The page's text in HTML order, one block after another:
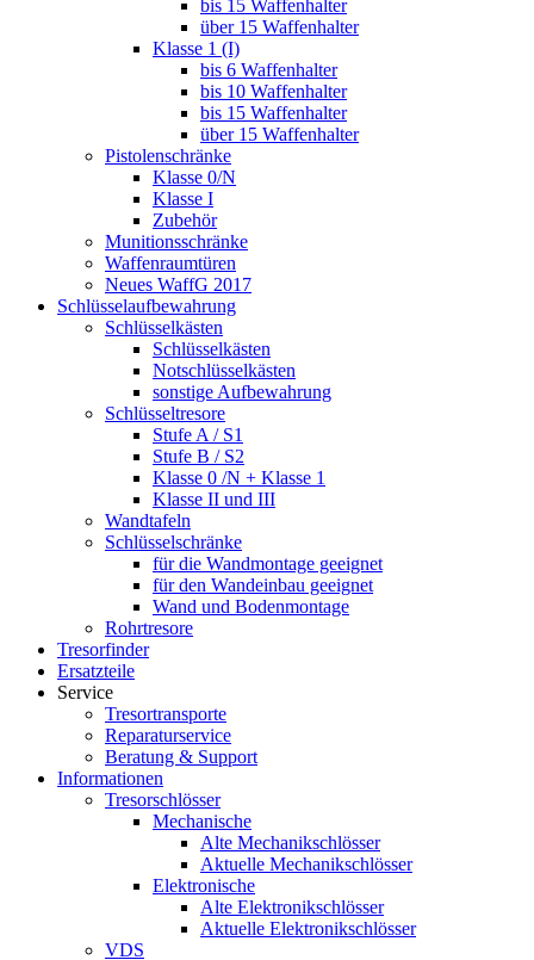
bis 15 Waffenhalter
über 15 Waffenhalter
Klasse 1 (I)
bis 6 Waffenhalter
bis 10 Waffenhalter
bis 15 Waffenhalter
über 15 Waffenhalter
Pistolenschränke
Klasse 0/N
Klasse I
Zubehör
Munitionsschränke
Waffenraumtüren
Neues WaffG 2017
Schlüsselaufbewahrung
Schlüsselkästen
Schlüsselkästen
Notschlüsselkästen
sonstige Aufbewahrung
Schlüsseltresore
Stufe A / S1
Stufe B / S2
Klasse 0 /N + Klasse 1
Klasse II und III
Wandtafeln
Schlüsselschränke
für die Wandmontage geeignet
für den Wandeinbau geeignet
Wand und Bodenmontage
Rohrtresore
Tresorfinder
Ersatzteile
Service
Tresortransporte
Reparaturservice
Beratung & Support
Informationen
Tresorschlösser
Mechanische
Alte Mechanikschlösser
Aktuelle Mechanikschlösser
Elektronische
Alte Elektronikschlösser
Aktuelle Elektronikschlösser
VDS